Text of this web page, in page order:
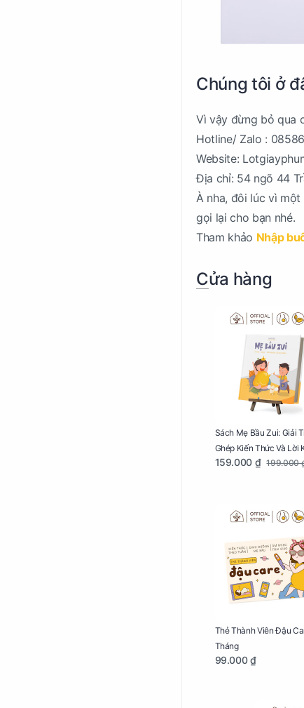
Chúng tôi ở
Vì vậy đừng bỏ qua
Hotline/ Zalo :
Website:
Địa chỉ: 54 ngõ 44
À nha, đôi lúc vì
gọi lại cho bạn nhé.
Tham khảo Nhập
Cửa hàng
Sách Mẹ Bầu Zui: Giải
Ghép Kiến Thức Và Lời
Mang Thai Bổ Ích
159.000 ₫ 199.000
Thẻ Thành Viên Đậu
Tháng
99.000 ₫